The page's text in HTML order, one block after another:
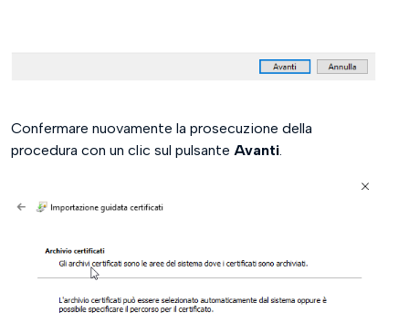
Confermare nuovamente la prosecuzione della
procedura con un clic sul pulsante Avanti